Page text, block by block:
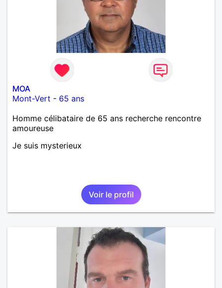
MOA
Mont-Vert - 65 ans
Homme célibataire de 65 ans recherche rencontre
amoureuse
Je suis mysterieux
Voir le profil